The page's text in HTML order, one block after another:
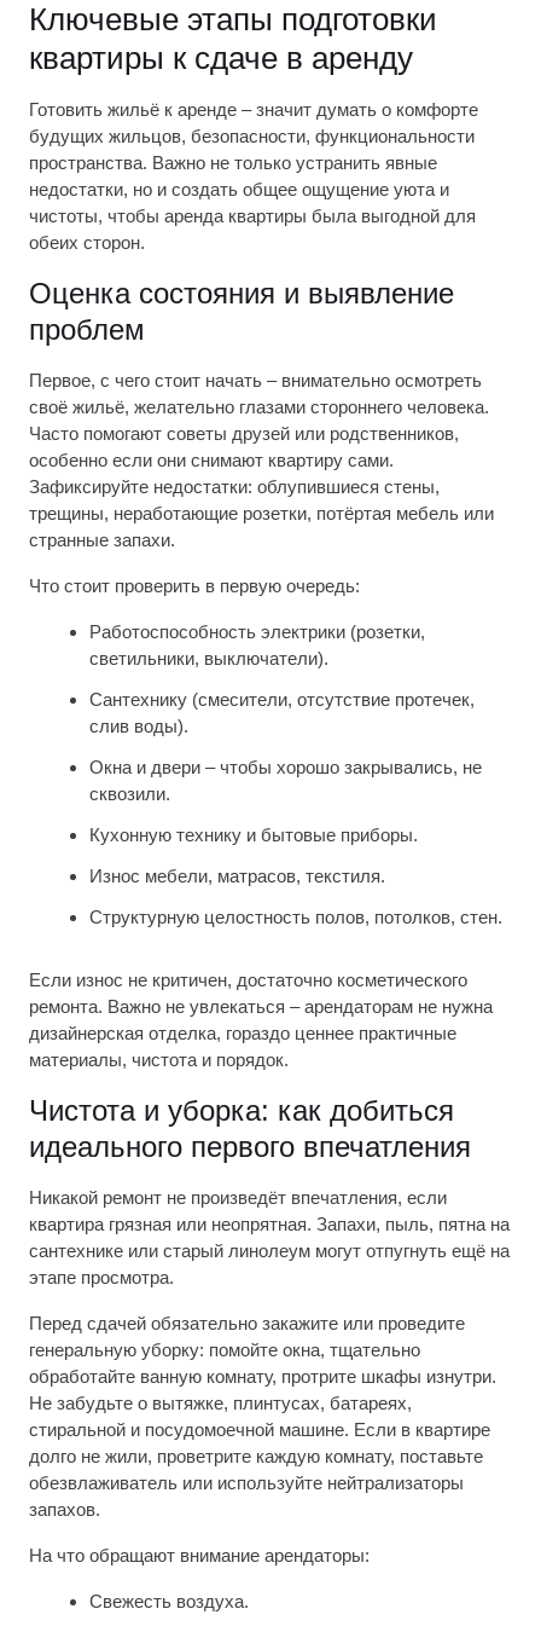
Ключевые этапы подготовки
квартиры к сдаче в аренду
Готовить жильё к аренде – значит думать о комфорте
будущих жильцов, безопасности, функциональности
пространства. Важно не только устранить явные
недостатки, но и создать общее ощущение уюта и
чистоты, чтобы аренда квартиры была выгодной для
обеих сторон.
Оценка состояния и выявление
проблем
Первое, с чего стоит начать – внимательно осмотреть
своё жильё, желательно глазами стороннего человека.
Часто помогают советы друзей или родственников,
особенно если они снимают квартиру сами.
Зафиксируйте недостатки: облупившиеся стены,
трещины, неработающие розетки, потёртая мебель или
странные запахи.
Что стоит проверить в первую очередь:
Работоспособность электрики (розетки,
светильники, выключатели).
Сантехнику (смесители, отсутствие протечек,
слив воды).
Окна и двери – чтобы хорошо закрывались, не
сквозили.
Кухонную технику и бытовые приборы.
Износ мебели, матрасов, текстиля.
Структурную целостность полов, потолков, стен.
Если износ не критичен, достаточно косметического
ремонта. Важно не увлекаться – арендаторам не нужна
дизайнерская отделка, гораздо ценнее практичные
материалы, чистота и порядок.
Чистота и уборка: как добиться
идеального первого впечатления
Никакой ремонт не произведёт впечатления, если
квартира грязная или неопрятная. Запахи, пыль, пятна на
сантехнике или старый линолеум могут отпугнуть ещё на
этапе просмотра.
Перед сдачей обязательно закажите или проведите
генеральную уборку: помойте окна, тщательно
обработайте ванную комнату, протрите шкафы изнутри.
Не забудьте о вытяжке, плинтусах, батареях,
стиральной и посудомоечной машине. Если в квартире
долго не жили, проветрите каждую комнату, поставьте
обезвлаживатель или используйте нейтрализаторы
запахов.
На что обращают внимание арендаторы:
Свежесть воздуха.